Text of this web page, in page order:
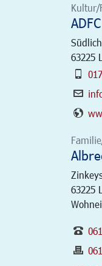
Kultur/
63225
63225